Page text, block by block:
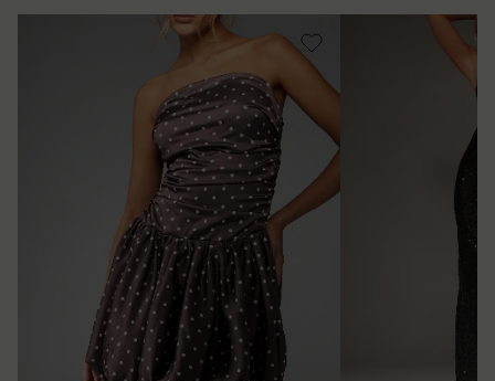
Email: [contact@outletmag.ro]